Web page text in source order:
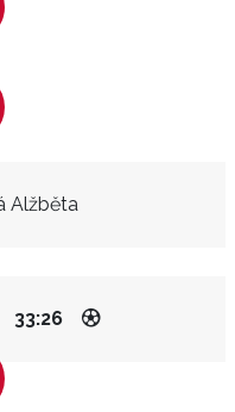
Alžběta
33:26